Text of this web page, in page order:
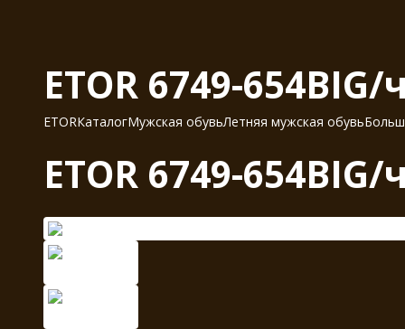
ETOR 6749-
ETORКаталогМужская обувьЛетняя мужская обувь
ETOR 6749-